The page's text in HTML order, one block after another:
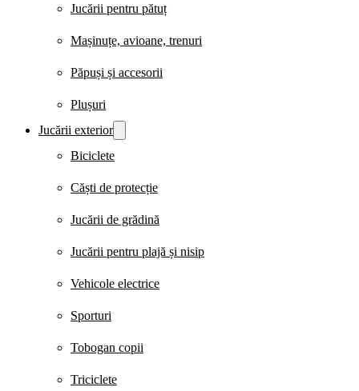
Jucării pentru pătuț
Mașinuțe, avioane, trenuri
Păpuși și accesorii
Plușuri
Jucării exterior
Biciclete
Căști de protecție
Jucării de grădină
Jucării pentru plajă și nisip
Vehicole electrice
Sporturi
Tobogan copii
Triciclete